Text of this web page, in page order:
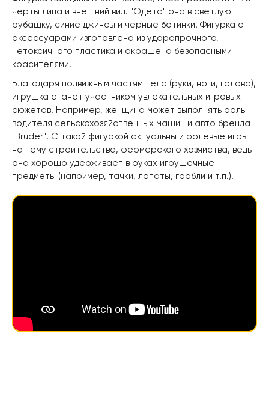
черты лица и внешний вид. "Одета" она в светлую
рубашку, синие джинсы и черные ботинки. Фигурка с
аксессуарами изготовлена из ударопрочного,
нетоксичного пластика и окрашена безопасными
красителями.
Благодаря подвижным частям тела (руки, ноги, голова),
игрушка станет участником увлекательных игровых
сюжетов! Например, женщина может выполнять роль
водителя сельскохозяйственных машин и авто бренда
"Bruder". С такой фигуркой актуальны и ролевые игры
на тему строительства, фермерского хозяйства, ведь
она хорошо удерживает в руках игрушечные
предметы (например, тачки, лопаты, грабли и т.п.).